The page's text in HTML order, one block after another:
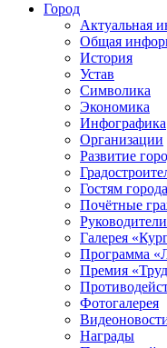
Город
Актуальная
Общая
История
Устав
Символика
Экономика
Инфографика
Организации
Развитие
Гостям города
Почётные
Галерея
Программа
Премия
Фотогалерея
Награды